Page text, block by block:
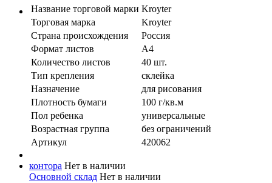
Название торговой марки Kroyter
Торговая марка
Kroyter
Страна происхождения
Россия
Формат листов
А4
Количество листов
40 шт.
Тип крепления
склейка
Назначение
для рисования
Плотность бумаги
100 г/кв.м
Пол ребенка
универсальные
Возрастная группа
без ограничений
Артикул
420062
контора Нет в наличии
Основной склад Нет в наличии